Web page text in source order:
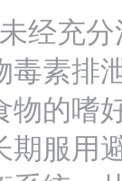
经充
毒素排
物的嗜
期服用